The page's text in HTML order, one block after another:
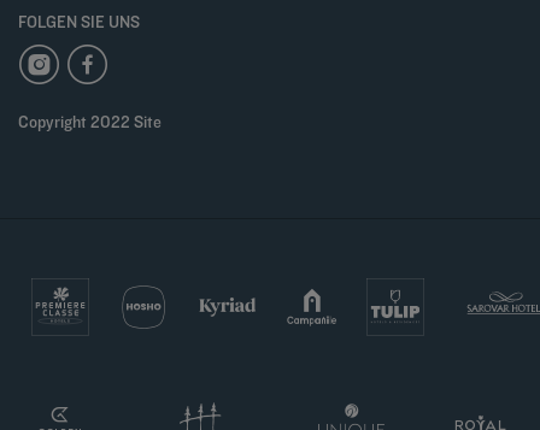
FOLGEN SIE UNS
Copyright 2022 Site